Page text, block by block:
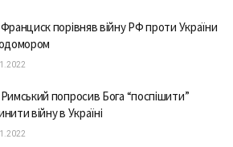
порівняв війну РФ проти України
попросив Бога “поспішити”
війну в Україні